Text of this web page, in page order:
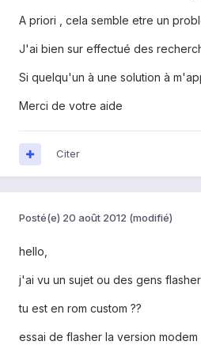
A priori , cela semble etre un
J'ai bien sur effectué des
Si quelqu'un à une solution à
Merci de votre aide
Citer
Posté(e) 20 août 2012 (modifié)
hello,
j'ai vu un sujet ou des gens
tu est en rom custom ??
essai de flasher la version modem